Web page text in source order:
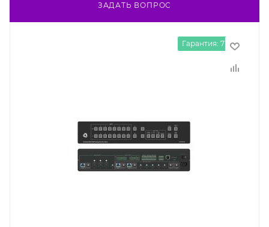
ЗАДАТЬ ВОПРОС
Гарантия: 7 лет